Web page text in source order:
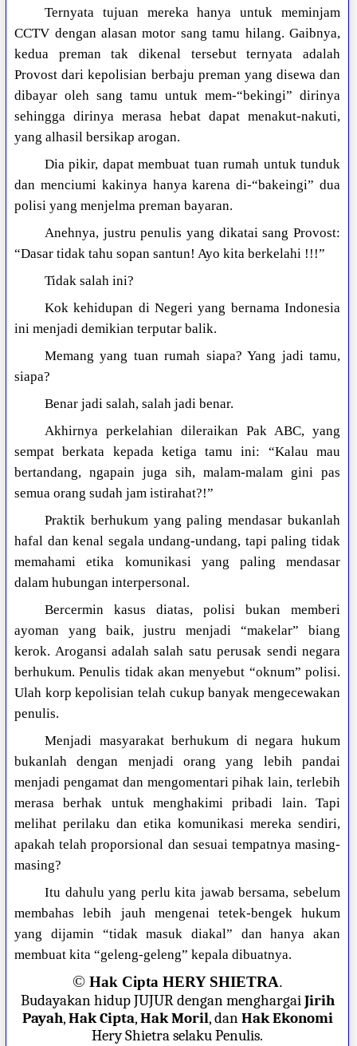
Ternyata tujuan mereka hanya untuk meminjam
CCTV dengan alasan motor sang tamu hilang. Gaibnya,
kedua preman tak dikenal tersebut ternyata adalah
Provost dari kepolisian berbaju preman yang disewa dan
dibayar oleh sang tamu untuk mem-“bekingi” dirinya
sehingga dirinya merasa hebat dapat menakut-nakuti,
yang alhasil bersikap arogan.
Dia pikir, dapat membuat tuan rumah untuk tunduk
dan menciumi kakinya hanya karena di-“bakeingi” dua
polisi yang menjelma preman bayaran.
Anehnya, justru penulis yang dikatai sang Provost:
“Dasar tidak tahu sopan santun! Ayo kita berkelahi !!!”
Tidak salah ini?
Kok kehidupan di Negeri yang bernama Indonesia
ini menjadi demikian terputar balik.
Memang yang tuan rumah siapa? Yang jadi tamu,
siapa?
Benar jadi salah, salah jadi benar.
Akhirnya perkelahian dileraikan Pak ABC, yang
sempat berkata kepada ketiga tamu ini: “Kalau mau
bertandang, ngapain juga sih, malam-malam gini pas
semua orang sudah jam istirahat?!”
Praktik berhukum yang paling mendasar bukanlah
hafal dan kenal segala undang-undang, tapi paling tidak
memahami etika komunikasi yang paling mendasar
dalam hubungan interpersonal.
Bercermin kasus diatas, polisi bukan memberi
ayoman yang baik, justru menjadi “makelar” biang
kerok. Arogansi adalah salah satu perusak sendi negara
berhukum. Penulis tidak akan menyebut “oknum” polisi.
Ulah korp kepolisian telah cukup banyak mengecewakan
penulis.
Menjadi masyarakat berhukum di negara hukum
bukanlah dengan menjadi orang yang lebih pandai
menjadi pengamat dan mengomentari pihak lain, terlebih
merasa berhak untuk menghakimi pribadi lain. Tapi
melihat perilaku dan etika komunikasi mereka sendiri,
apakah telah proporsional dan sesuai tempatnya masing-
masing?
Itu dahulu yang perlu kita jawab bersama, sebelum
membahas lebih jauh mengenai tetek-bengek hukum
yang dijamin “tidak masuk diakal” dan hanya akan
membuat kita “geleng-geleng” kepala dibuatnya.
© Hak Cipta HERY SHIETRA.
Budayakan hidup JUJUR dengan menghargaiJirih
Payah,Hak Cipta,Hak Moril, danHak Ekonomi
Hery Shietra selaku Penulis.